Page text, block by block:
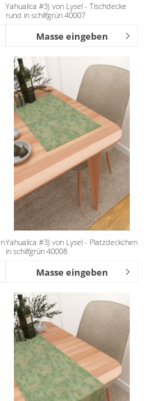
Yahualica #3J von Lysel - Tischdecke
rund in schilfgrün 40007
Masse eingeben
Yahualica #3J von Lysel - Platzdeckchen
in schilfgrün 40008
Masse eingeben